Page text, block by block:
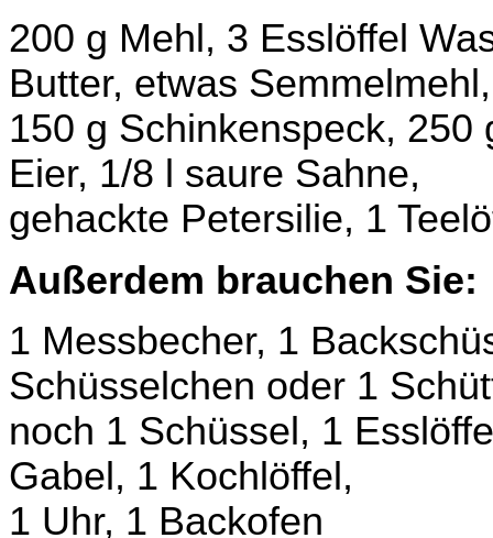
200 g Mehl, 3 Esslöffel
Butter, etwas Semmelmehl,
150 g Schinkenspeck,
Eier, 1/8 l saure Sahne,
gehackte Petersilie, 1
Außerdem brauchen Sie:
1 Messbecher, 1
Schüsselchen oder 1
noch 1 Schüssel, 1
Gabel, 1 Kochlöffel,
1 Uhr, 1 Backofen